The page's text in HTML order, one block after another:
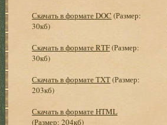
Скачать в формате DOC (Размер:
30кб)
Скачать в формате RTF(Размер:
30кб)
Скачать в формате TXT(Размер:
203кб)
Скачать в формате HTML
(Размер: 204кб)